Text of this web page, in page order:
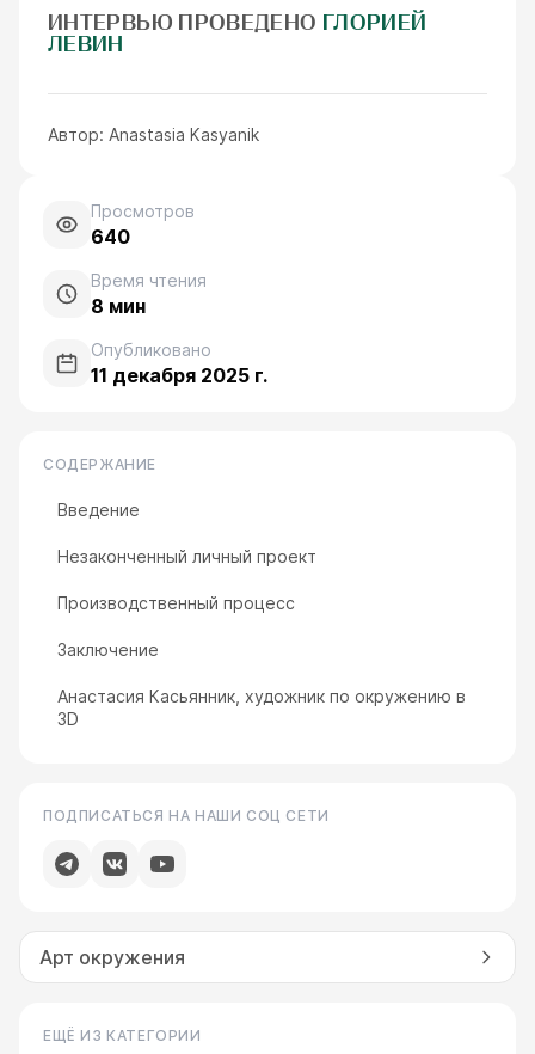
ИНТЕРВЬЮ ПРОВЕДЕНО ГЛОРИЕЙ
ЛЕВИН
Автор: Anastasia Kasyanik
Просмотров
640
Время чтения
8 мин
Опубликовано
11 декабря 2025 г.
СОДЕРЖАНИЕ
Введение
Незаконченный личный проект
Производственный процесс
Заключение
Анастасия Касьянник, художник по окружению в
3D
ПОДПИСАТЬСЯ НА НАШИ СОЦ СЕТИ
Арт окружения
ЕЩЁ ИЗ КАТЕГОРИИ